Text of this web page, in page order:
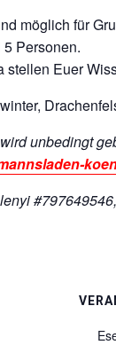
möglich für
Personen.
stellen Euer
unbedingt